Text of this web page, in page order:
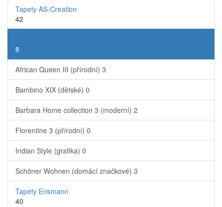
Tapety AS-Creation
42
8
African Queen III (přírodní) 3
Bambino XIX (dětské) 0
Barbara Home collection 3 (moderní) 2
Florentine 3 (přírodní) 0
Indian Style (grafika) 0
Schöner Wohnen (domácí značkové) 3
Tapety Erismann
40